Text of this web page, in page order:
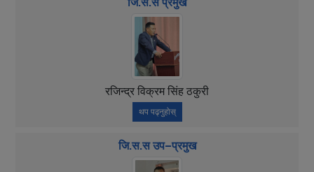
रजिन्द्र विक्रम सिंह ठकुरी
थप पढ्नुहोस्
जि.स.स उप–प्रमुख